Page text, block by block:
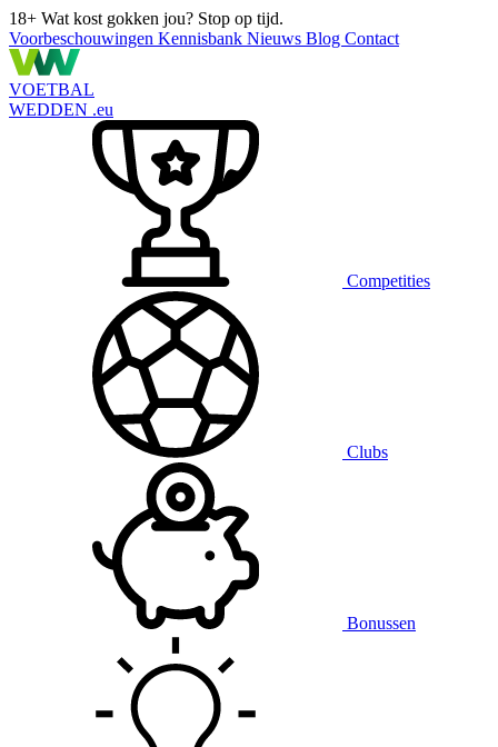
18+ Wat kost gokken jou? Stop op tijd.
Voorbeschouwingen Kennisbank Nieuws Blog Contact
VOETBAL
WEDDEN .eu
Competities
Clubs
Bonussen